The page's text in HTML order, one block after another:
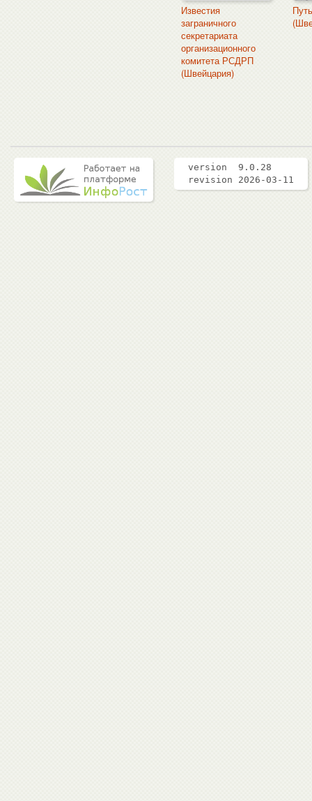
Известия
заграничного
секретариата
организационного
комитета РСДРП
(Швейцария)
version 9.0.28
revision 2026-03-11